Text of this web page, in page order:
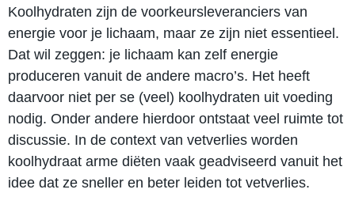
Koolhydraten zijn de voorkeursleveranciers van
energie voor je lichaam, maar ze zijn niet essentieel.
Dat wil zeggen: je lichaam kan zelf energie
produceren vanuit de andere macro’s. Het heeft
daarvoor niet per se (veel) koolhydraten uit voeding
nodig. Onder andere hierdoor ontstaat veel ruimte tot
discussie. In de context van vetverlies worden
koolhydraat arme diëten vaak geadviseerd vanuit het
idee dat ze sneller en beter leiden tot vetverlies.